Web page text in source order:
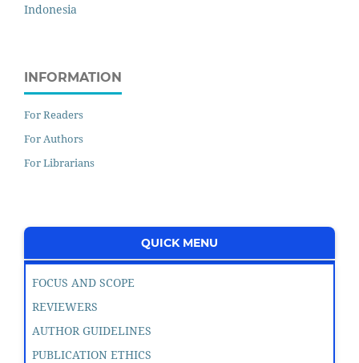
Indonesia
INFORMATION
For Readers
For Authors
For Librarians
QUICK MENU
FOCUS AND SCOPE
REVIEWERS
AUTHOR GUIDELINES
PUBLICATION ETHICS